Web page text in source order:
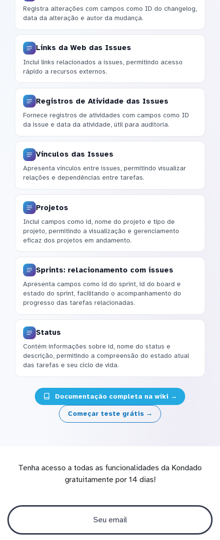
Registra alterações com campos como ID do changelog,
data da alteração e autor da mudança.
Links da Web das Issues
Inclui links relacionados a issues, permitindo acesso
rápido a recursos externos.
Registros de Atividade das Issues
Fornece registros de atividades com campos como ID
da issue e data da atividade, útil para auditoria.
Vínculos das Issues
Apresenta vínculos entre issues, permitindo visualizar
relações e dependências entre tarefas.
Projetos
Inclui campos como id, nome do projeto e tipo de
projeto, permitindo a visualização e gerenciamento
eficaz dos projetos em andamento.
Sprints: relacionamento com issues
Apresenta campos como id do sprint, id do board e
estado do sprint, facilitando o acompanhamento do
progresso das tarefas relacionadas.
Status
Contém informações sobre id, nome do status e
descrição, permitindo a compreensão do estado atual
das tarefas e seu ciclo de vida.
Documentação completa na wiki →
Começar teste grátis →
Tenha acesso a todas as funcionalidades da Kondado
gratuitamente por 14 dias!